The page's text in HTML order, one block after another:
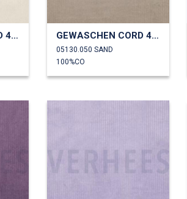
GEWASCHEN CORD 4.5W GEWASCHEN CORD 4.5W
05130.050 SAND
100%CO